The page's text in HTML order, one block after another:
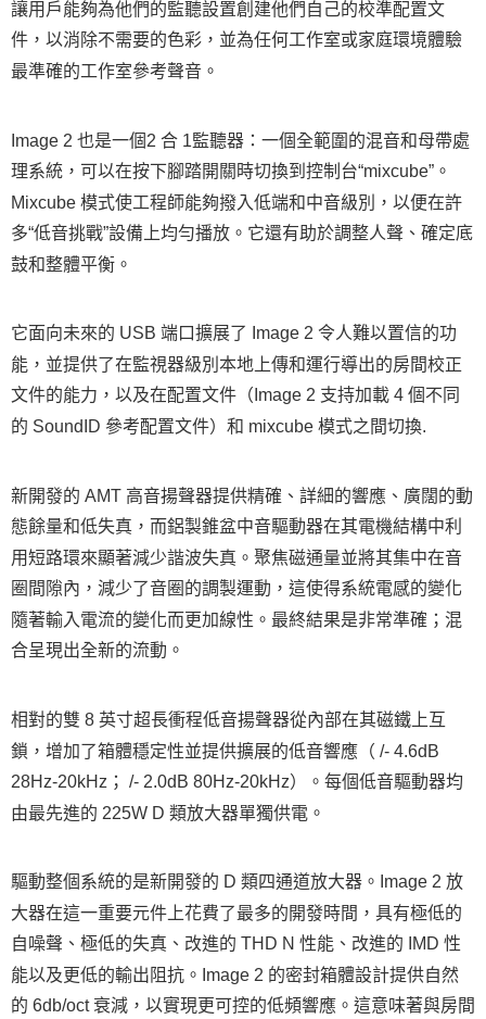
請求用戶進行身份認證。
５．嚴禁一人註冊多個帳號或使用他人資訊註冊。若發現惡意使用之情形，
讓用戶能夠為他們的監聽設置創建他們自己的校準配置文
件，以消除不需要的色彩，並為任何工作室或家庭環境體驗
最準確的工作室參考聲音。
Image 2 也是一個2 合 1監聽器：一個全範圍的混音和母帶處
理系統，可以在按下腳踏開關時切換到控制台“mixcube”。
Mixcube 模式使工程師能夠撥入低端和中音級別，以便在許
多“低音挑戰”設備上均勻播放。它還有助於調整人聲、確定底
鼓和整體平衡。
它面向未來的 USB 端口擴展了 Image 2 令人難以置信的功
能，並提供了在監視器級別本地上傳和運行導出的房間校正
文件的能力，以及在配置文件（Image 2 支持加載 4 個不同
的 SoundID 參考配置文件）和 mixcube 模式之間切換.
新開發的 AMT 高音揚聲器提供精確、詳細的響應、廣闊的動
態餘量和低失真，而鋁製錐盆中音驅動器在其電機結構中利
用短路環來顯著減少諧波失真。聚焦磁通量並將其集中在音
圈間隙內，減少了音圈的調製運動，這使得系統電感的變化
隨著輸入電流的變化而更加線性。最終結果是非常準確；混
合呈現出全新的流動。
相對的雙 8 英寸超長衝程低音揚聲器從內部在其磁鐵上互
鎖，增加了箱體穩定性並提供擴展的低音響應（ /- 4.6dB
28Hz-20kHz； /- 2.0dB 80Hz-20kHz）。每個低音驅動器均
由最先進的 225W D 類放大器單獨供電。
驅動整個系統的是新開發的 D 類四通道放大器。Image 2 放
大器在這一重要元件上花費了最多的開發時間，具有極低的
自噪聲、極低的失真、改進的 THD N 性能、改進的 IMD 性
能以及更低的輸出阻抗。Image 2 的密封箱體設計提供自然
的 6db/oct 衰減，以實現更可控的低頻響應。這意味著與房間